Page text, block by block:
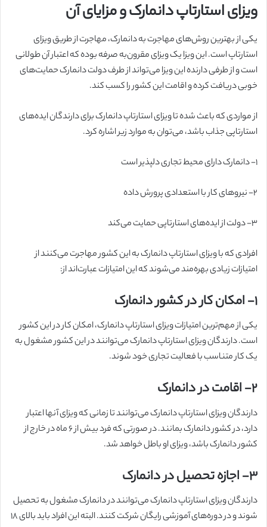
ویزای استارتاپ دانمارک و مزایای آن
یکی از بهترین روش‌های مهاجرت به دانمارک، مهاجرت از طریق ویزای
استارتاپ است. این ویزا یک ویزای مقرون‌به صرفه بوده که اعتبار آن طولانی
است و از طرفی دارنده این ویزا می‌تواند از طرف دولت دانمارک حمایت‌های
خوبی دریافت کرده و اقامت این کشور را کسب کند.
از مواردی که باعث شده تا ویزای استارتاپ دانمارک برای دارندگان ایده‌های
استارتاپی جذاب باشد، می‌توان به موارد زیر اشاره کرد.
۱- دانمارک دارای محیط تجاری دلپذیر است
۲- نیروهای کار با استعدادی پرورش داده
۳- دولت از ایده‌های استارتاپی حمایت می‌کند
افرادی که با ویزای استارتاپ دانمارک به این کشور مهاجرت می‌کنند از
امتیازات زیادی بهره‌مند می‌شوند که این امتیازات عبارت‌اند از:
۱- امکان کار در کشور دانمارک
یکی از مهم‌ترین امتیازات ویزای استارتاپ دانمارک، امکان کار در این کشور
است. دارندگان ویزای استارتاپ دانمارک می‌توانند در این کشور مشغول به
یک کار متناسب با فعالیت تجاری خود شوند.
۲- اقامت در دانمارک
دارندگان ویزای استارتاپ دانمارک می‌توانند تا زمانی که ویزای آنها اعتبار
دارد، در کشور دانمارک بمانند. در صورتی که فرد بیش از ۶ ماه در خارج از
کشور دانمارک باشد، ویزای او باطل خواهد شد.
۳- اجازه تحصیل در دانمارک
دارندگان ویزای استارتاپ دانمارک می‌توانند در دانمارک مشغول به تحصیل
شوند و در دوره‌های آموزشی رایگان شرکت کنند. البته این افراد باید بالای ۱۸